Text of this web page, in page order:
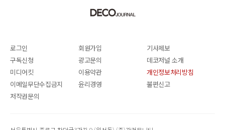
로그인 회원가입
기사제보
구독신청
광고문의
데코저널 소개
미디어킷
이용약관
개인정보처리방침
이메일무단수집금지
윤리경영
불편신고
저작권문의